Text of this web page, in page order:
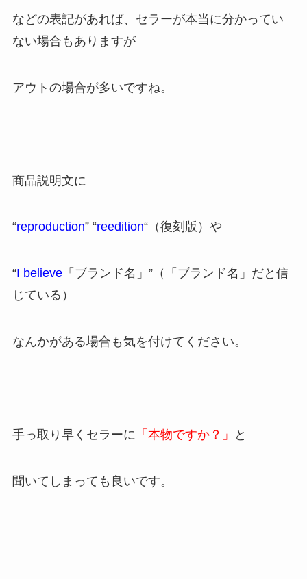
などの表記があれば、セラーが本当に分かってい
ない場合もありますが
アウトの場合が多いですね。
商品説明文に
“reproduction” “reedition“（復刻版）や
“I believe「ブランド名」”（「ブランド名」だと信
じている）
なんかがある場合も気を付けてください。
手っ取り早くセラーに 「本物ですか？」 と
聞いてしまっても良いです。